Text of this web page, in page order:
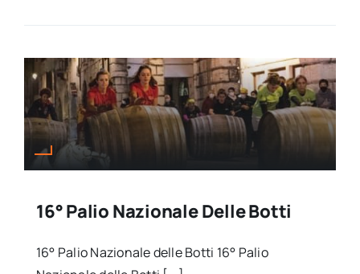
16° Palio Nazionale Delle Botti
16° Palio Nazionale delle Botti 16° Palio